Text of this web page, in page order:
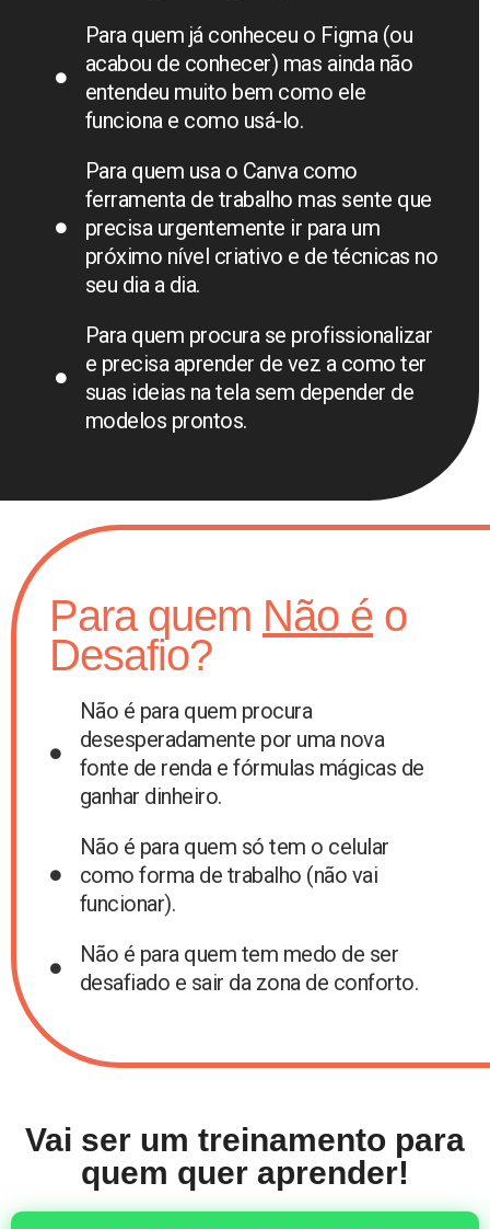
Para quem já conheceu o Figma (ou
acabou de conhecer) mas ainda não
entendeu muito bem como ele
funciona e como usá-lo.
Para quem usa o Canva como
ferramenta de trabalho mas sente que
precisa urgentemente ir para um
próximo nível criativo e de técnicas no
seu dia a dia.
Para quem procura se profissionalizar
e precisa aprender de vez a como ter
suas ideias na tela sem depender de
modelos prontos.
Para quem Não é o
Desafio?
Não é para quem procura
desesperadamente por uma nova
fonte de renda e fórmulas mágicas de
ganhar dinheiro.
Não é para quem só tem o celular
como forma de trabalho (não vai
funcionar).
Não é para quem tem medo de ser
desafiado e sair da zona de conforto.
Vai ser um treinamento para
quem quer aprender!